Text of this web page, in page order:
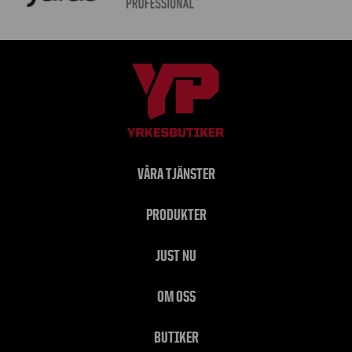
VÅRA TJÄNSTER
PRODUKTER
JUST NU
OM OSS
BUTIKER